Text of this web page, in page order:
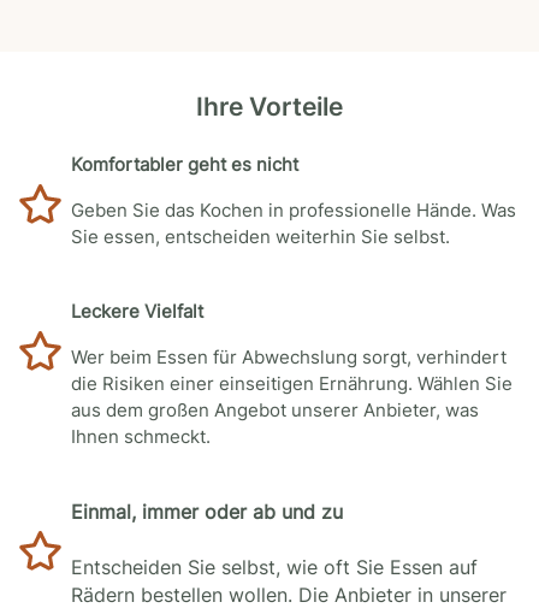
Ihre Vorteile
Komfortabler geht es nicht
Geben Sie das Kochen in professionelle Hände. Was
Sie essen, entscheiden weiterhin Sie selbst.
Leckere Vielfalt
Wer beim Essen für Abwechslung sorgt, verhindert
die Risiken einer einseitigen Ernährung. Wählen Sie
aus dem großen Angebot unserer Anbieter, was
Ihnen schmeckt.
Einmal, immer oder ab und zu
Entscheiden Sie selbst, wie oft Sie Essen auf
Rädern bestellen wollen. Die Anbieter in unserer